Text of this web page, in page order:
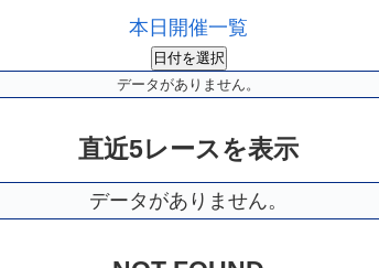
本日開催一覧
日付を選択
データがありません。
直近5レースを表示
データがありません。